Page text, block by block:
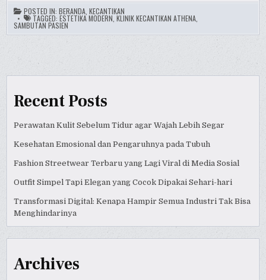
POSTED IN:BERANDA ,KECANTIKAN
TAGGED:ESTETIKA MODERN ,KLINIK KECANTIKAN ATHENA
SAMBUTAN PASIEN
Recent Posts
Perawatan Kulit Sebelum Tidur agar Wajah Lebih Segar
Kesehatan Emosional dan Pengaruhnya pada Tubuh
Fashion Streetwear Terbaru yang Lagi Viral di Media Sosial
Outfit Simpel Tapi Elegan yang Cocok Dipakai Sehari-hari
Transformasi Digital: Kenapa Hampir Semua Industri Tak Bisa
Menghindarinya
Archives